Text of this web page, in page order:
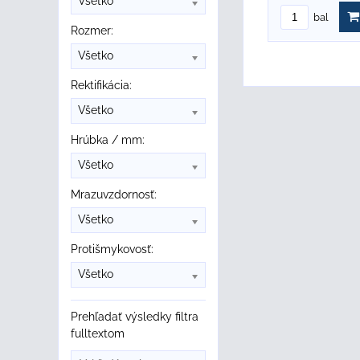
bal
Rozmer:
Všetko
Rektifikácia:
Všetko
Hrúbka / mm:
Všetko
Mrazuvzdornosť:
Všetko
Protišmykovosť:
Všetko
Prehľadať výsledky filtra
fulltextom